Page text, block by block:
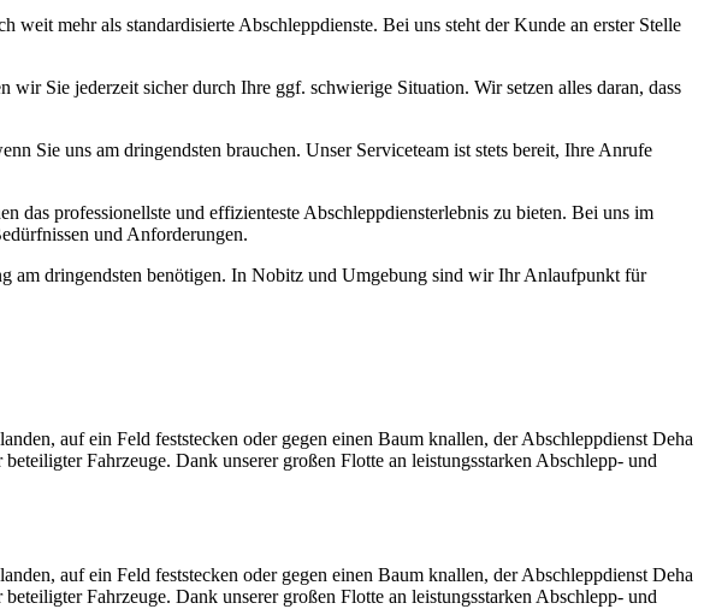
mehr als standardisierte Abschleppdienste. Bei uns steht der Kunde an erster Stelle
Sie jederzeit sicher durch Ihre ggf. schwierige Situation. Wir setzen alles daran, dass
Sie uns am dringendsten brauchen. Unser Serviceteam ist stets bereit, Ihre Anrufe
das professionellste und effizienteste Abschleppdiensterlebnis zu bieten. Bei uns im
und Anforderungen.
am dringendsten benötigen. In Nobitz und Umgebung sind wir Ihr Anlaufpunkt für
auf ein Feld feststecken oder gegen einen Baum knallen, der Abschleppdienst Deha
Fahrzeuge. Dank unserer großen Flotte an leistungsstarken Abschlepp- und
auf ein Feld feststecken oder gegen einen Baum knallen, der Abschleppdienst Deha
Fahrzeuge. Dank unserer großen Flotte an leistungsstarken Abschlepp- und